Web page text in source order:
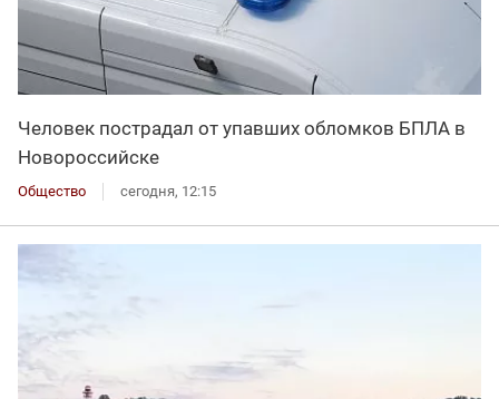
Человек пострадал от упавших обломков БПЛА в
Новороссийске
Общество сегодня, 12:15